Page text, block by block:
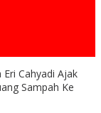
Cahyadi Ajak
Sampah Ke